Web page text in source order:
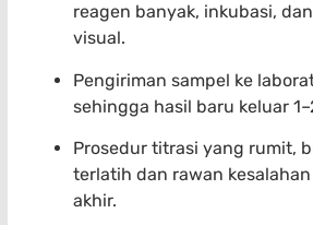
reagen banyak, inkubasi,
visual.
Pengiriman sampel ke
sehingga hasil baru keluar
Prosedur titrasi yang rumit,
terlatih dan rawan
akhir.